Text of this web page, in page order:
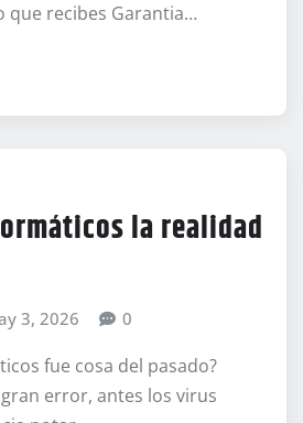
que recibes Garantia…
la realidad
3, 2026 0
fue cosa del pasado?
error, antes los virus